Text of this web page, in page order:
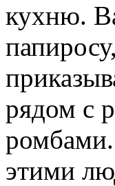
кухню.
рядом с
этими